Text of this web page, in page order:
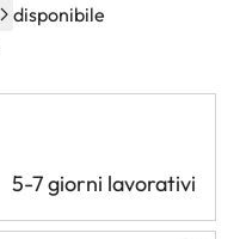
disponibile
5-7 giorni lavorativi